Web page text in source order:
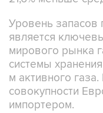
Уровень запасов
является
мирового рынка
системы
м активного
совокупности
импортером.